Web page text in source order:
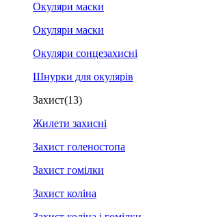
Окуляри маски
Окуляри маски
Окуляри сонцезахисні
Шнурки для окулярів
Захист(13)
Жилети захисні
Захист голеностопа
Захист гомілки
Захист коліна